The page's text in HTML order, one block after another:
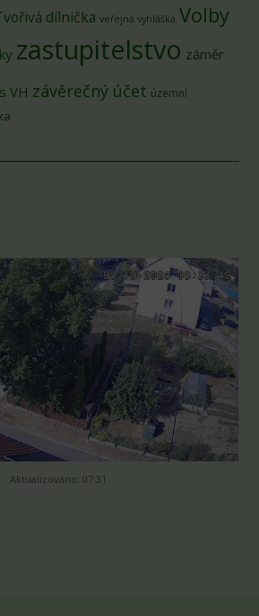
dílnička veřejná vyhláška Volby
zastupitelstvo záměr
VH závěrečný účet územní
Aktualizováno: 07:31